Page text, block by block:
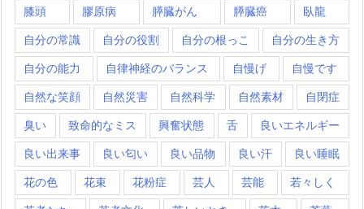
膝頭 膠原病 膵臓がん 膵臓癌 臥龍
自分の常識 自分の役割 自分の根っこ 自分の生き方
自分の能力 自律神経のバランス 自慢げ 自慢です
自然な笑顔 自然災害 自然科学 自然素材 自閉症
臭い 致命的なミス 興奮状態 舌 良いエネルギー
良い出来事 良い匂い 良い品物 良い汗 良い睡眠
花の色 花束 花粉症 芸人 芸能 若々しく